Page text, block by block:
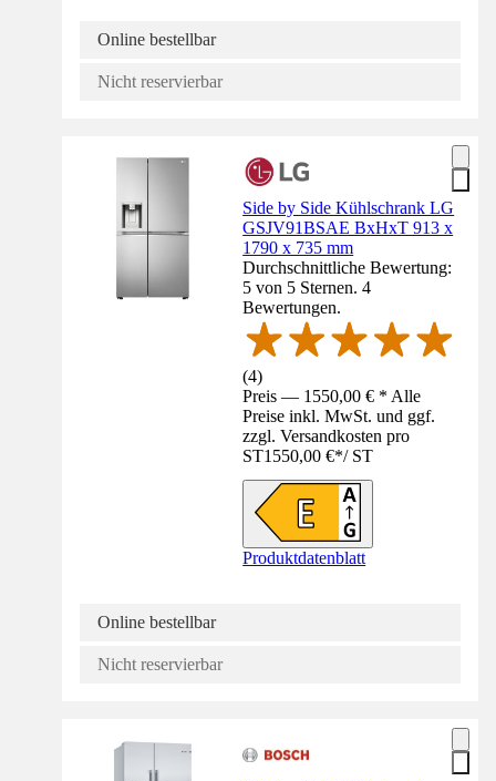
Online bestellbar
Nicht reservierbar
Side by Side Kühlschrank LG
GSJV91BSAE BxHxT 913 x
1790 x 735 mm
Durchschnittliche Bewertung:
5 von 5 Sternen. 4
Bewertungen.
(4)
Preis — 1550,00 € * Alle
Preise inkl. MwSt. und ggf.
zzgl. Versandkosten pro
ST1550,00 €*/ ST
Produktdatenblatt
Online bestellbar
Nicht reservierbar